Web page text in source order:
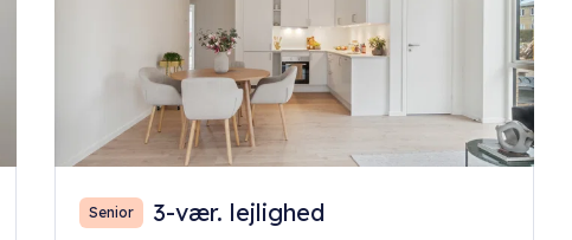
Senior 3-vær. lejlighed